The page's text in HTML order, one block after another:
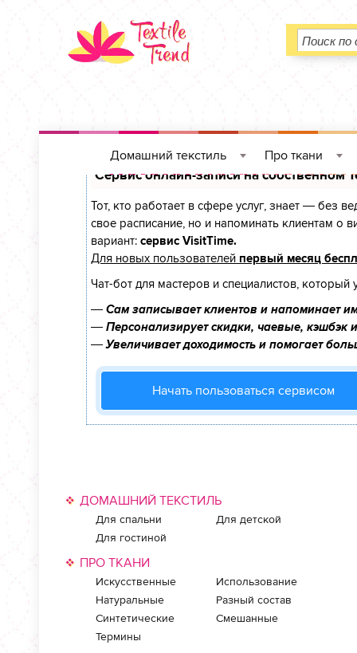
Домашний текстиль Про ткани
Сервис онлайн-записи на собственном
Тот, кто работает в сфере услуг, знает — без
свое расписание, но и напоминать клиентам
вариант: сервис VisitTime.
Для новых пользователей первый месяц
Чат-бот для мастеров и специалистов, который
— Сам записывает клиентов и напоминает
— Персонализирует скидки, чаевые, кэшбэк
—Увеличивает доходимость и помогает
Начать пользоваться сервисом
ДОМАШНИЙ ТЕКСТИЛЬ
Для спальни
Для детской
Для гостиной
ПРО ТКАНИ
Искусственные
Использование
Натуральные
Разный состав
Синтетические
Смешанные
Термины